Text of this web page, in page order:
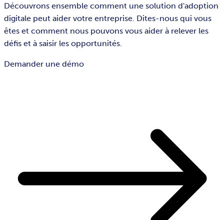
Découvrons ensemble comment une solution d'adoption
digitale peut aider votre entreprise. Dites-nous qui vous
êtes et comment nous pouvons vous aider à relever les
défis et à saisir les opportunités.
Demander une démo